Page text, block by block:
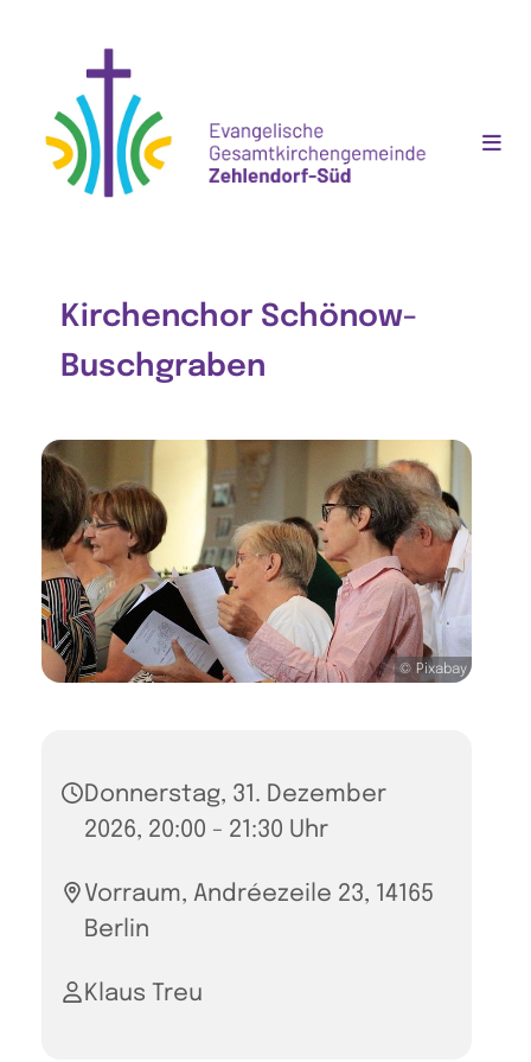
Kirchenchor Schönow-
Buschgraben
© Pixabay
Donnerstag, 31. Dezember
2026, 20:00 - 21:30 Uhr
Vorraum, Andréezeile 23, 14165
Berlin
Klaus Treu